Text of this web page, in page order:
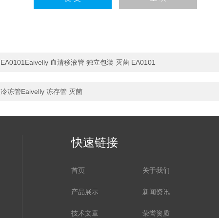
EA0101Eaivelly 血清移液管 独立包装 灭菌 EA0101
冷冻管Eaivelly 冻存管 灭菌
快速链接
首页 关于我们
产品展示 新闻资讯
技术文章 荣誉资质